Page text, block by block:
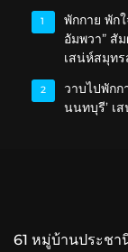
1
พักกาย พัก
อัมพวา” สั
เสน่ห์สมุท
2
วาบไปพักก
นนทบุรี’ เ
61 หมู่บ้านประชา